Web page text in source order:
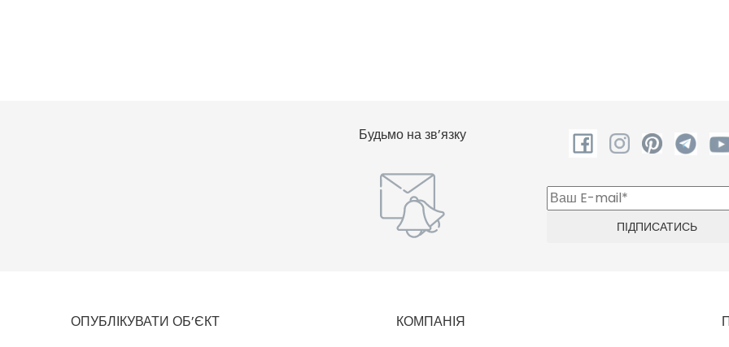
Будьмо на зв’язку
ОПУБЛІКУВАТИ ОБ’ЄКТ КОМПАНІЯ